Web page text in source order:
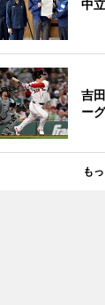
中
吉
ーグ
も